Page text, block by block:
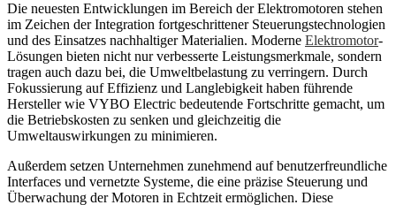
Die neuesten Entwicklungen im Bereich der Elektromotoren stehen
im Zeichen der Integration fortgeschrittener Steuerungstechnologien
und des Einsatzes nachhaltiger Materialien. Moderne Elektromotor-
Lösungen bieten nicht nur verbesserte Leistungsmerkmale, sondern
tragen auch dazu bei, die Umweltbelastung zu verringern. Durch
Fokussierung auf Effizienz und Langlebigkeit haben führende
Hersteller wie VYBO Electric bedeutende Fortschritte gemacht, um
die Betriebskosten zu senken und gleichzeitig die
Umweltauswirkungen zu minimieren.
Außerdem setzen Unternehmen zunehmend auf benutzerfreundliche
Interfaces und vernetzte Systeme, die eine präzise Steuerung und
Überwachung der Motoren in Echtzeit ermöglichen. Diese